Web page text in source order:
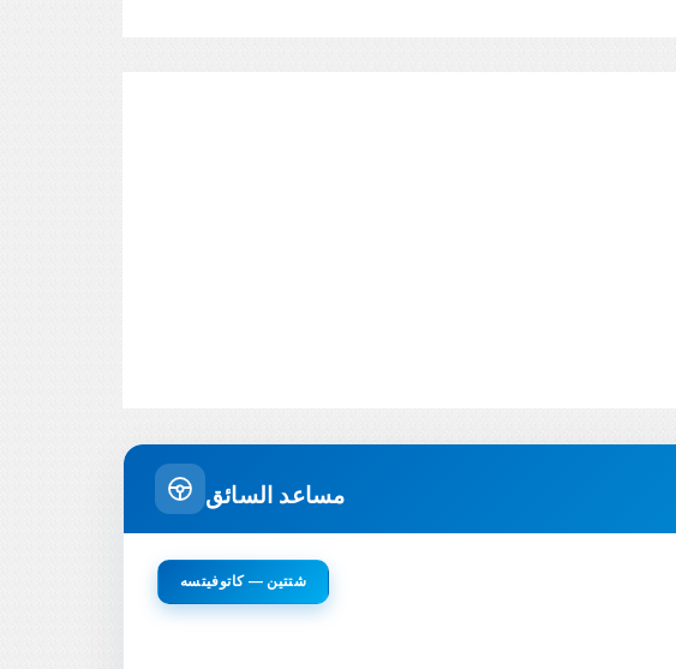
مساعد السائق
شتتين — كاتوفيتسه